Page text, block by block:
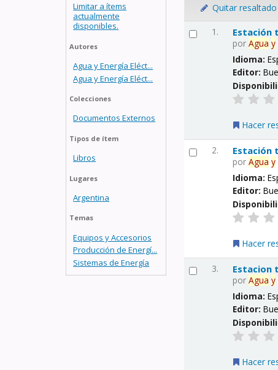
Limitar a ítems
actualmente
disponibles.
Autores
Agua y Energía Eléct...
Agua y Energía Eléct...
Colecciones
Documentos Externos
Tipos de ítem
Libros
Lugares
Argentina
Temas
Equipos y Accesorios
Producción de Energí...
Sistemas de Energía
Quitar resaltado
1. Estación
porAgua y
Idioma:
Editor:
Hacer
2. Estación
porAgua y
Idioma:
Editor:
Hacer
3. Estacion
porAgua y
Idioma:
Editor:
Hacer